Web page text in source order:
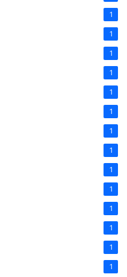
1
1
1
1
1
1
1
1
1
1
1
1
1
1